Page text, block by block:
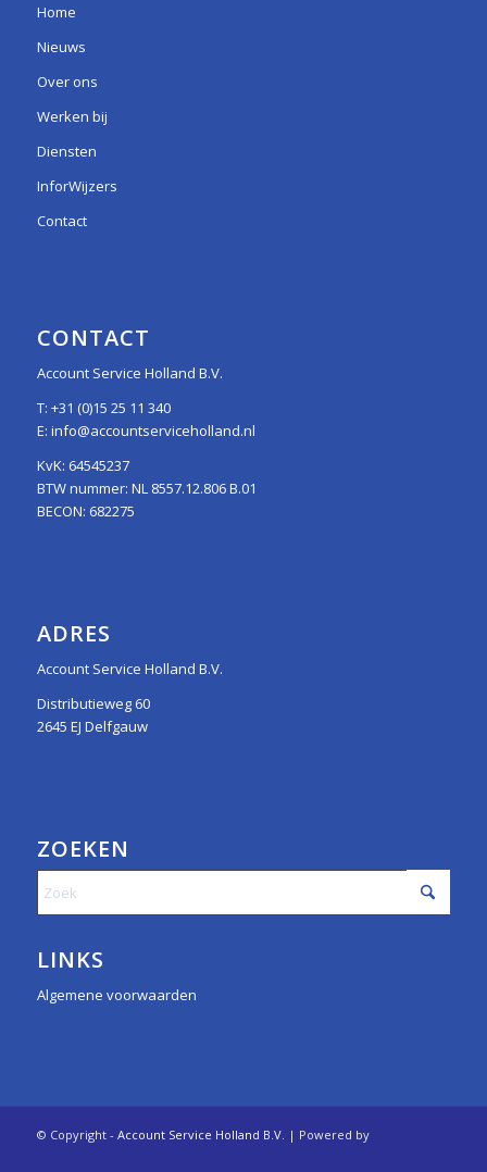
Home
Nieuws
Over ons
Werken bij
Diensten
InforWijzers
Contact
CONTACT
Account Service Holland B.V.
T: +31 (0)15 25 11 340
E: info@accountserviceholland.nl
KvK: 64545237
BTW nummer: NL 8557.12.806 B.01
BECON: 682275
ADRES
Account Service Holland B.V.
Distributieweg 60
2645 EJ Delfgauw
ZOEKEN
LINKS
Algemene voorwaarden
© Copyright - Account Service Holland B.V. | Powered by